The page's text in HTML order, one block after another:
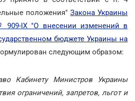
положения" Закона Украины
909-IX "О внесении изменений в
бюджете Украины на
следующим образом:
Кабинету Министров Украины
ограничений, запретов, льгот и